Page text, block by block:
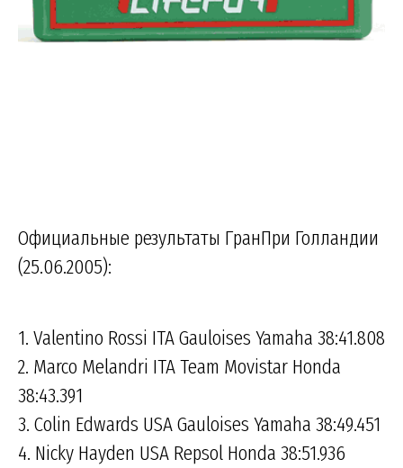
Официальные результаты ГранПри Голландии
(25.06.2005):
1. Valentino Rossi ITA Gauloises Yamaha 38:41.808
2. Marco Melandri ITA Team Movistar Honda
38:43.391
3. Colin Edwards USA Gauloises Yamaha 38:49.451
4. Nicky Hayden USA Repsol Honda 38:51.936